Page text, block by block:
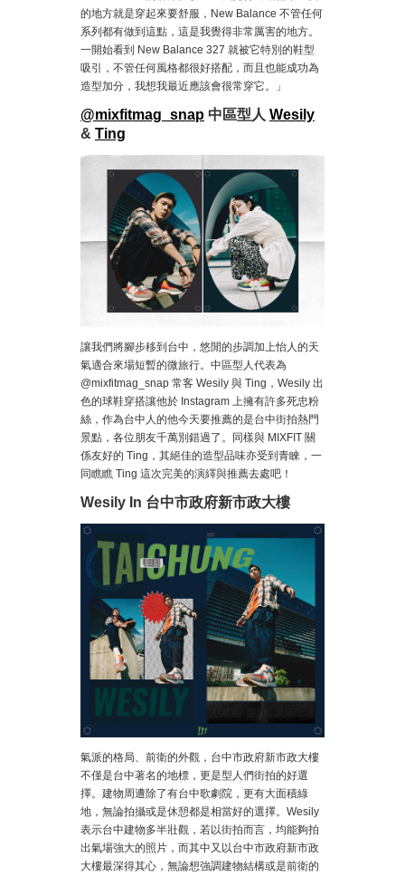
的地方就是穿起來要舒服，New Balance 不管任何
系列都有做到這點，這是我覺得非常厲害的地方。
一開始看到 New Balance 327 就被它特別的鞋型
吸引，不管任何風格都很好搭配，而且也能成功為
造型加分，我想我最近應該會很常穿它。」
@mixfitmag_snap 中區型人 Wesily
& Ting
讓我們將腳步移到台中，悠閒的步調加上怡人的天
氣適合來場短暫的微旅行。中區型人代表為
@mixfitmag_snap 常客 Wesily 與 Ting，Wesily 出
色的球鞋穿搭讓他於 Instagram 上擁有許多死忠粉
絲，作為台中人的他今天要推薦的是台中街拍熱門
景點，各位朋友千萬別錯過了。同樣與 MIXFIT 關
係友好的 Ting，其絕佳的造型品味亦受到青睞，一
同瞧瞧 Ting 這次完美的演繹與推薦去處吧！
Wesily In 台中市政府新市政大樓
氣派的格局、前衛的外觀，台中市政府新市政大樓
不僅是台中著名的地標，更是型人們街拍的好選
擇。建物周遭除了有台中歌劇院，更有大面積綠
地，無論拍攝或是休憩都是相當好的選擇。Wesily
表示台中建物多半壯觀，若以街拍而言，均能夠拍
出氣場強大的照片，而其中又以台中市政府新市政
大樓最深得其心，無論想強調建物結構或是前衛的